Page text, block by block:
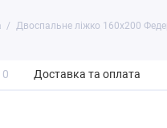
Двоспальне ліжко 160x200
0 Доставка та оплата